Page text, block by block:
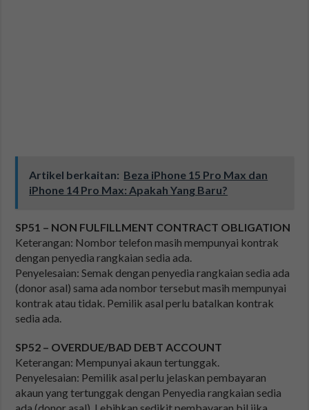
Artikel berkaitan: Beza iPhone 15 Pro Max dan
iPhone 14 Pro Max: Apakah Yang Baru?
SP51 – NON FULFILLMENT CONTRACT OBLIGATION
Keterangan: Nombor telefon masih mempunyai kontrak
dengan penyedia rangkaian sedia ada.
Penyelesaian: Semak dengan penyedia rangkaian sedia ada
(donor asal) sama ada nombor tersebut masih mempunyai
kontrak atau tidak. Pemilik asal perlu batalkan kontrak
sedia ada.
SP52 – OVERDUE/BAD DEBT ACCOUNT
Keterangan: Mempunyai akaun tertunggak.
Penyelesaian: Pemilik asal perlu jelaskan pembayaran
akaun yang tertunggak dengan Penyedia rangkaian sedia